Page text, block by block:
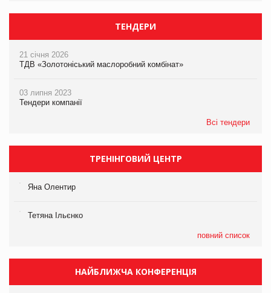
ТЕНДЕРИ
21 січня 2026
ТДВ «Золотоніський маслоробний комбінат»
03 липня 2023
Тендери компанії
Всі тендери
ТРЕНІНГОВИЙ ЦЕНТР
Яна Олентир
Тетяна Ільєнко
повний список
НАЙБЛИЖЧА КОНФЕРЕНЦІЯ